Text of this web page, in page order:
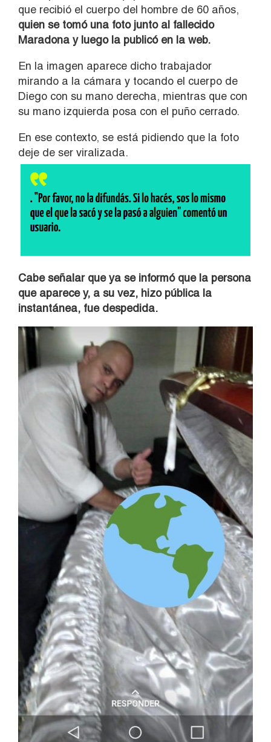
que recibió el cuerpo del hombre de 60 años,
quien se tomó una foto junto al fallecido
Maradona y luego la publicó en la web.
En la imagen aparece dicho trabajador
mirando a la cámara y tocando el cuerpo de
Diego con su mano derecha, mientras que con
su mano izquierda posa con el puño cerrado.
En ese contexto, se está pidiendo que la foto
deje de ser viralizada.
Cabe señalar que ya se informó que la persona
que aparece y, a su vez, hizo pública la
instantánea, fue despedida.